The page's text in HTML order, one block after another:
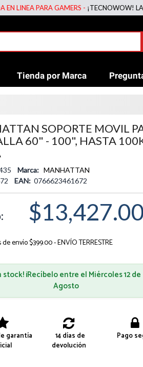
PARA GAMERS -¡TECNOWOW! LA
Tienda por Marca
SOPORTE MOVIL
60" - 100", HASTA
Marca: MANHATTAN
EAN: 0766623461672
envío $399.00 - ENVÍO TERRESTRE
stock! ¡Recíbelo entre el Miércoles 12 de
Agosto
garantía
14 días de
devolución
Pago